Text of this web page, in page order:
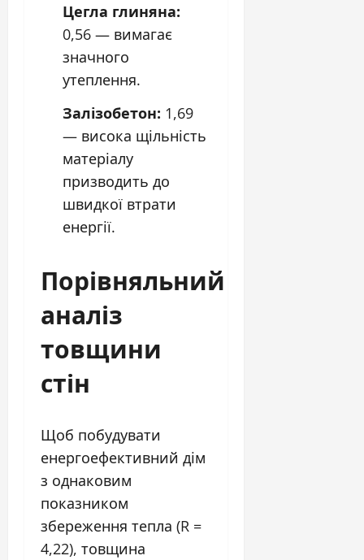
Цегла глиняна:
0,56 — вимагає
значного
утеплення.
Залізобетон: 1,69
— висока щільність
матеріалу
призводить до
швидкої втрати
енергії.
Порівняльний
аналіз
товщини
стін
Щоб побудувати
енергоефективний дім
з однаковим
показником
збереження тепла (R =
4,22), товщина